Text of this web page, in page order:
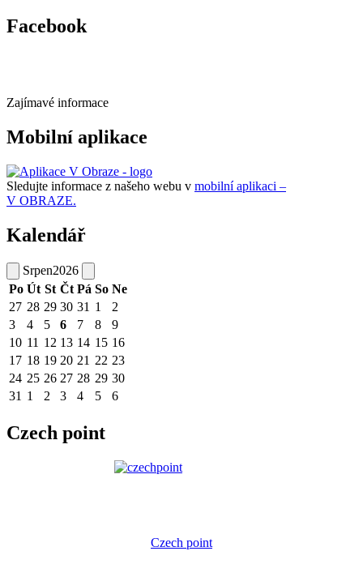
Facebook
Zajímavé informace
Mobilní aplikace
Sledujte informace z našeho webu v mobilní aplikaci –
V OBRAZE.
Kalendář
Srpen2026
Po Út St Čt Pá So Ne
27 28 29 30 31 1
2
3
4 5 6 7 8
9
10 11 12 13 14 15 16
17 18 19 20 21 22 23
24 25 26 27 28 29 30
31 1 2 3 4 5 6
Czech point
Czech point